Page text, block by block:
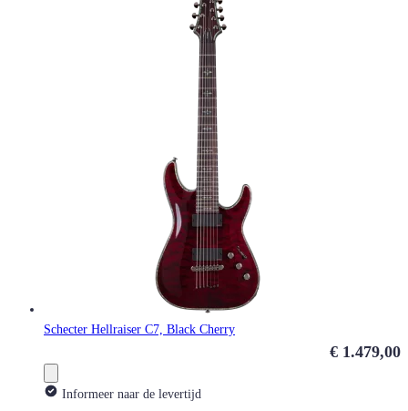
Schecter Hellraiser C7, Black Cherry
€ 1.479,00
Informeer naar de levertijd